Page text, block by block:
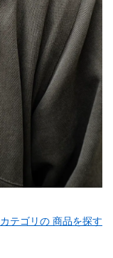
テゴリの 商品を探す